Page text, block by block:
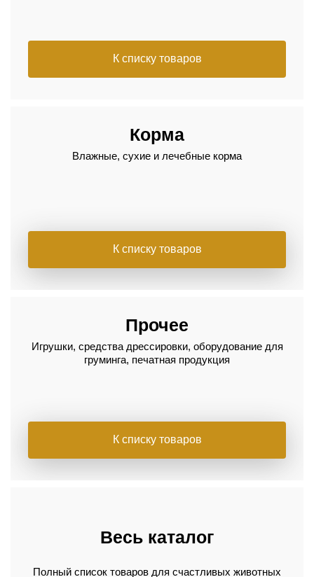
К списку товаров
Корма
Влажные, сухие и лечебные корма
К списку товаров
Прочее
Игрушки, средства дрессировки, оборудование для
груминга, печатная продукция
К списку товаров
Весь каталог
Полный список товаров для счастливых животных